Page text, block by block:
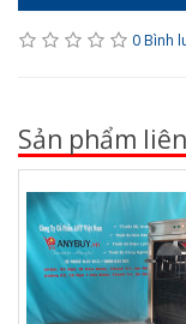
0 Bình
Sản phẩm